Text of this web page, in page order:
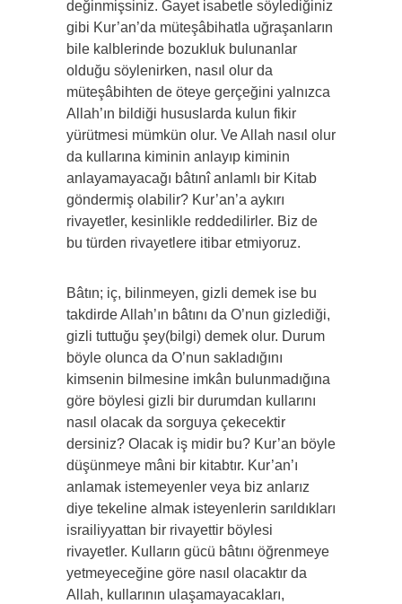
değinmişsiniz. Gayet isabetle söylediğiniz
gibi Kur’an’da müteşâbihatla uğraşanların
bile kalblerinde bozukluk bulunanlar
olduğu söylenirken, nasıl olur da
müteşâbihten de öteye gerçeğini yalnızca
Allah’ın bildiği hususlarda kulun fikir
yürütmesi mümkün olur. Ve Allah nasıl olur
da kullarına kiminin anlayıp kiminin
anlayamayacağı bâtınî anlamlı bir Kitab
göndermiş olabilir? Kur’an’a aykırı
rivayetler, kesinlikle reddedilirler. Biz de
bu türden rivayetlere itibar etmiyoruz.
Bâtın; iç, bilinmeyen, gizli demek ise bu
takdirde Allah’ın bâtını da O’nun gizlediği,
gizli tuttuğu şey(bilgi) demek olur. Durum
böyle olunca da O’nun sakladığını
kimsenin bilmesine imkân bulunmadığına
göre böylesi gizli bir durumdan kullarını
nasıl olacak da sorguya çekecektir
dersiniz? Olacak iş midir bu? Kur’an böyle
düşünmeye mâni bir kitabtır. Kur’an’ı
anlamak istemeyenler veya biz anlarız
diye tekeline almak isteyenlerin sarıldıkları
israiliyyattan bir rivayettir böylesi
rivayetler. Kulların gücü bâtını öğrenmeye
yetmeyeceğine göre nasıl olacaktır da
Allah, kullarının ulaşamayacakları,